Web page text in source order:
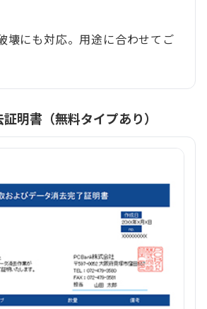
壊にも対応。用途に合わせてご
明書（無料タイプあり）